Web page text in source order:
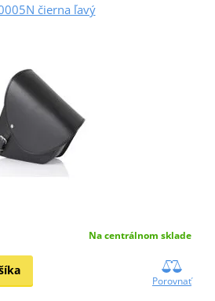
čierna ľavý
Na centrálnom sklade
Porovnať